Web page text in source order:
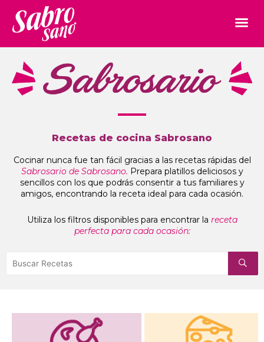
Recetas de cocina Sabrosano
Cocinar nunca fue tan fácil gracias a las recetas rápidas del
Sabrosario de Sabrosano. Prepara platillos deliciosos y
sencillos con los que podrás consentir a tus familiares y
amigos, encontrando la receta ideal para cada ocasión.
Utiliza los filtros disponibles para encontrar la receta
perfecta para cada ocasión:
Otros Ingredientes